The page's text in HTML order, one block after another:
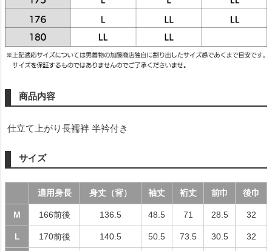
商品内容
仕立て上がり長襦袢 半衿付き
サイズ
適用身長 身丈（背） 袖丈 裄丈 前巾 後巾
M 166前後 136.5 48.5 71 28.5 32
L 170前後 140.5 50.5 73.5 30.5 32